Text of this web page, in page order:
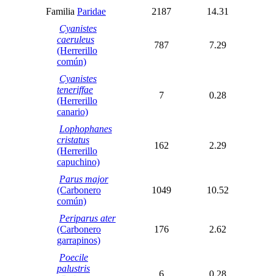
Familia Paridae 2187
14.31
Cyanistes
caeruleus
(Herrerillo
común)
787 7.29
Cyanistes
teneriffae
(Herrerillo
canario)
7 0.28
Lophophanes
cristatus
(Herrerillo
capuchino)
162 2.29
Parus major
(Carbonero
común)
1049 10.52
Periparus ater
(Carbonero
garrapinos)
176 2.62
Poecile
palustris
6 0.28